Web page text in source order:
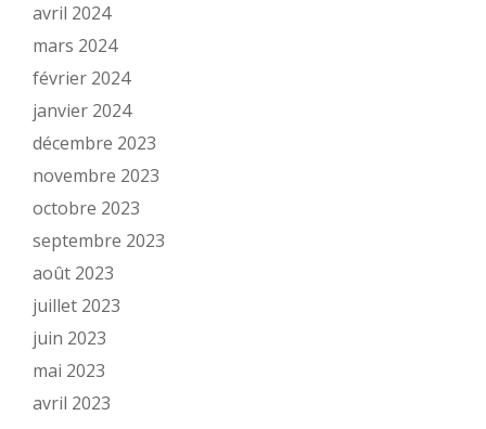
avril 2024
mars 2024
février 2024
janvier 2024
décembre 2023
novembre 2023
octobre 2023
septembre 2023
août 2023
juillet 2023
juin 2023
mai 2023
avril 2023